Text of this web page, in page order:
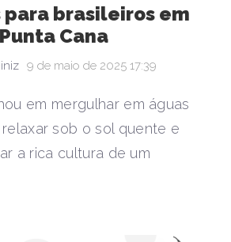
para brasileiros em
Punta Cana
9 de maio de 2025 17:39
em mergulhar em águas
relaxar sob o sol quente e
a rica cultura de um